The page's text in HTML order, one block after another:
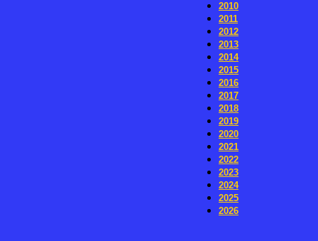
2010
2011
2012
2013
2014
2015
2016
2017
2018
2019
2020
2021
2022
2023
2024
2025
2026